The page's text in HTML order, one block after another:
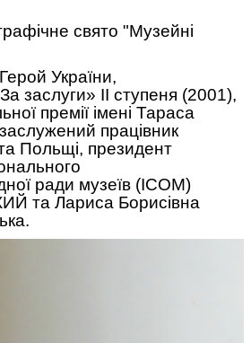
свято "Музейні
України,
заслуги» II ступеня (2001),
премії імені Тараса
працівник
Польщі, президент
ради музеїв (ICOM)
та Лариса Борисівна